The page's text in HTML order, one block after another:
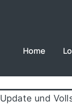
Home
und